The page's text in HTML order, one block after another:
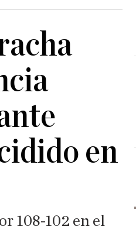
en
108-102 en el